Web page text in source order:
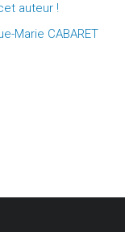
auteur !
Marie CABARET